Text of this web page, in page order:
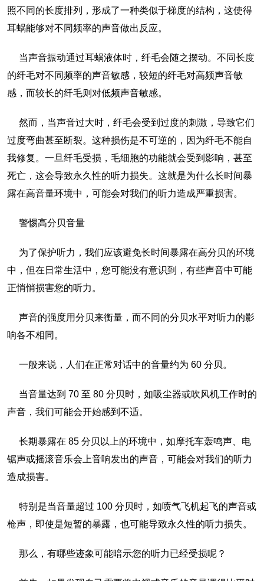
照不同的长度排列，形成了一种类似于梯度的结构，这使得
耳蜗能够对不同频率的声音做出反应。
当声音振动通过耳蜗液体时，纤毛会随之摆动。不同长度
的纤毛对不同频率的声音敏感，较短的纤毛对高频声音敏
感，而较长的纤毛则对低频声音敏感。
然而，当声音过大时，纤毛会受到过度的刺激，导致它们
过度弯曲甚至断裂。这种损伤是不可逆的，因为纤毛不能自
我修复。一旦纤毛受损，毛细胞的功能就会受到影响，甚至
死亡，这会导致永久性的听力损失。这就是为什么长时间暴
露在高音量环境中，可能会对我们的听力造成严重损害。
警惕高分贝音量
为了保护听力，我们应该避免长时间暴露在高分贝的环境
中，但在日常生活中，您可能没有意识到，有些声音中可能
正悄悄损害您的听力。
声音的强度用分贝来衡量，而不同的分贝水平对听力的影
响各不相同。
一般来说，人们在正常对话中的音量约为 60 分贝。
当音量达到 70 至 80 分贝时，如吸尘器或吹风机工作时的
声音，我们可能会开始感到不适。
长期暴露在 85 分贝以上的环境中，如摩托车轰鸣声、电
锯声或摇滚音乐会上音响发出的声音，可能会对我们的听力
造成损害。
特别是当音量超过 100 分贝时，如喷气飞机起飞的声音或
枪声，即使是短暂的暴露，也可能导致永久性的听力损失。
那么，有哪些迹象可能暗示您的听力已经受损呢？